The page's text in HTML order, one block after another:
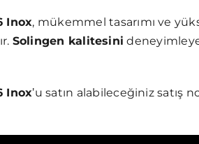
Inox, mükemmel tasarımı ve
Solingen kalitesini
Inox’u satın alabileceğiniz satış